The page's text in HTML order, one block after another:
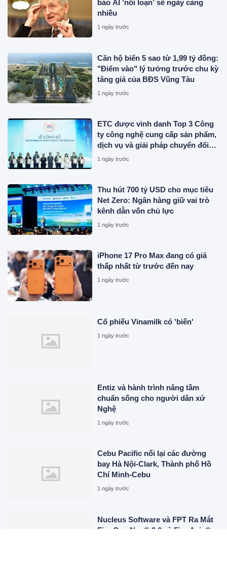
báo AI ‘nổi loạn’ sẽ ngày càng
nhiều
1 ngày trước
Căn hộ biển 5 sao từ 1,99 tỷ đồng:
"Điểm vào" lý tưởng trước chu kỳ
tăng giá của BĐS Vũng Tàu
1 ngày trước
ETC được vinh danh Top 3 Công
ty công nghệ cung cấp sản phẩm,
dịch vụ và giải pháp chuyển đổi
số uy tín năm 2026
1 ngày trước
Thu hút 700 tỷ USD cho mục tiêu
Net Zero: Ngân hàng giữ vai trò
kênh dẫn vốn chủ lực
1 ngày trước
iPhone 17 Pro Max đang có giá
thấp nhất từ trước đến nay
1 ngày trước
Cổ phiếu Vinamilk có 'biến'
1 ngày trước
Entiz và hành trình nâng tầm
chuẩn sống cho người dân xứ
Nghệ
1 ngày trước
Cebu Pacific nối lại các đường
bay Hà Nội-Clark, Thành phố Hồ
Chí Minh-Cebu
1 ngày trước
Nucleus Software và FPT Ra Mắt
FinnOne Neo® 9.0 và FinnAxia®